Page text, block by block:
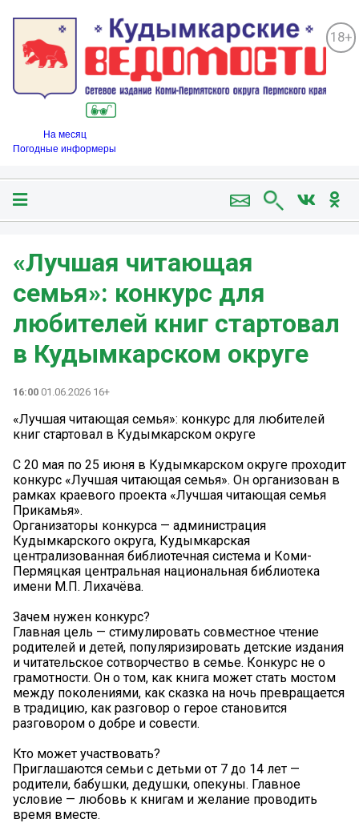
18+
На месяц
Погодные информеры
«Лучшая читающая
семья»: конкурс для
любителей книг стартовал
в Кудымкарском округе
16:00 01.06.2026 16+
«Лучшая читающая семья»: конкурс для любителей
книг стартовал в Кудымкарском округе
С 20 мая по 25 июня в Кудымкарском округе проходит
конкурс «Лучшая читающая семья». Он организован в
рамках краевого проекта «Лучшая читающая семья
Прикамья».
Организаторы конкурса — администрация
Кудымкарского округа, Кудымкарская
централизованная библиотечная система и Коми-
Пермяцкая центральная национальная библиотека
имени М.П. Лихачёва.
Зачем нужен конкурс?
Главная цель — стимулировать совместное чтение
родителей и детей, популяризировать детские издания
и читательское сотворчество в семье. Конкурс не о
грамотности. Он о том, как книга может стать мостом
между поколениями, как сказка на ночь превращается
в традицию, как разговор о герое становится
разговором о добре и совести.
Кто может участвовать?
Приглашаются семьи с детьми от 7 до 14 лет —
родители, бабушки, дедушки, опекуны. Главное
условие — любовь к книгам и желание проводить
время вместе.